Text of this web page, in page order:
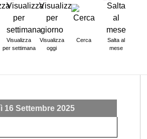
Visualizza
per settimana
Visualizza
oggi
Cerca
Salta al
mese
16 Settembre 2025